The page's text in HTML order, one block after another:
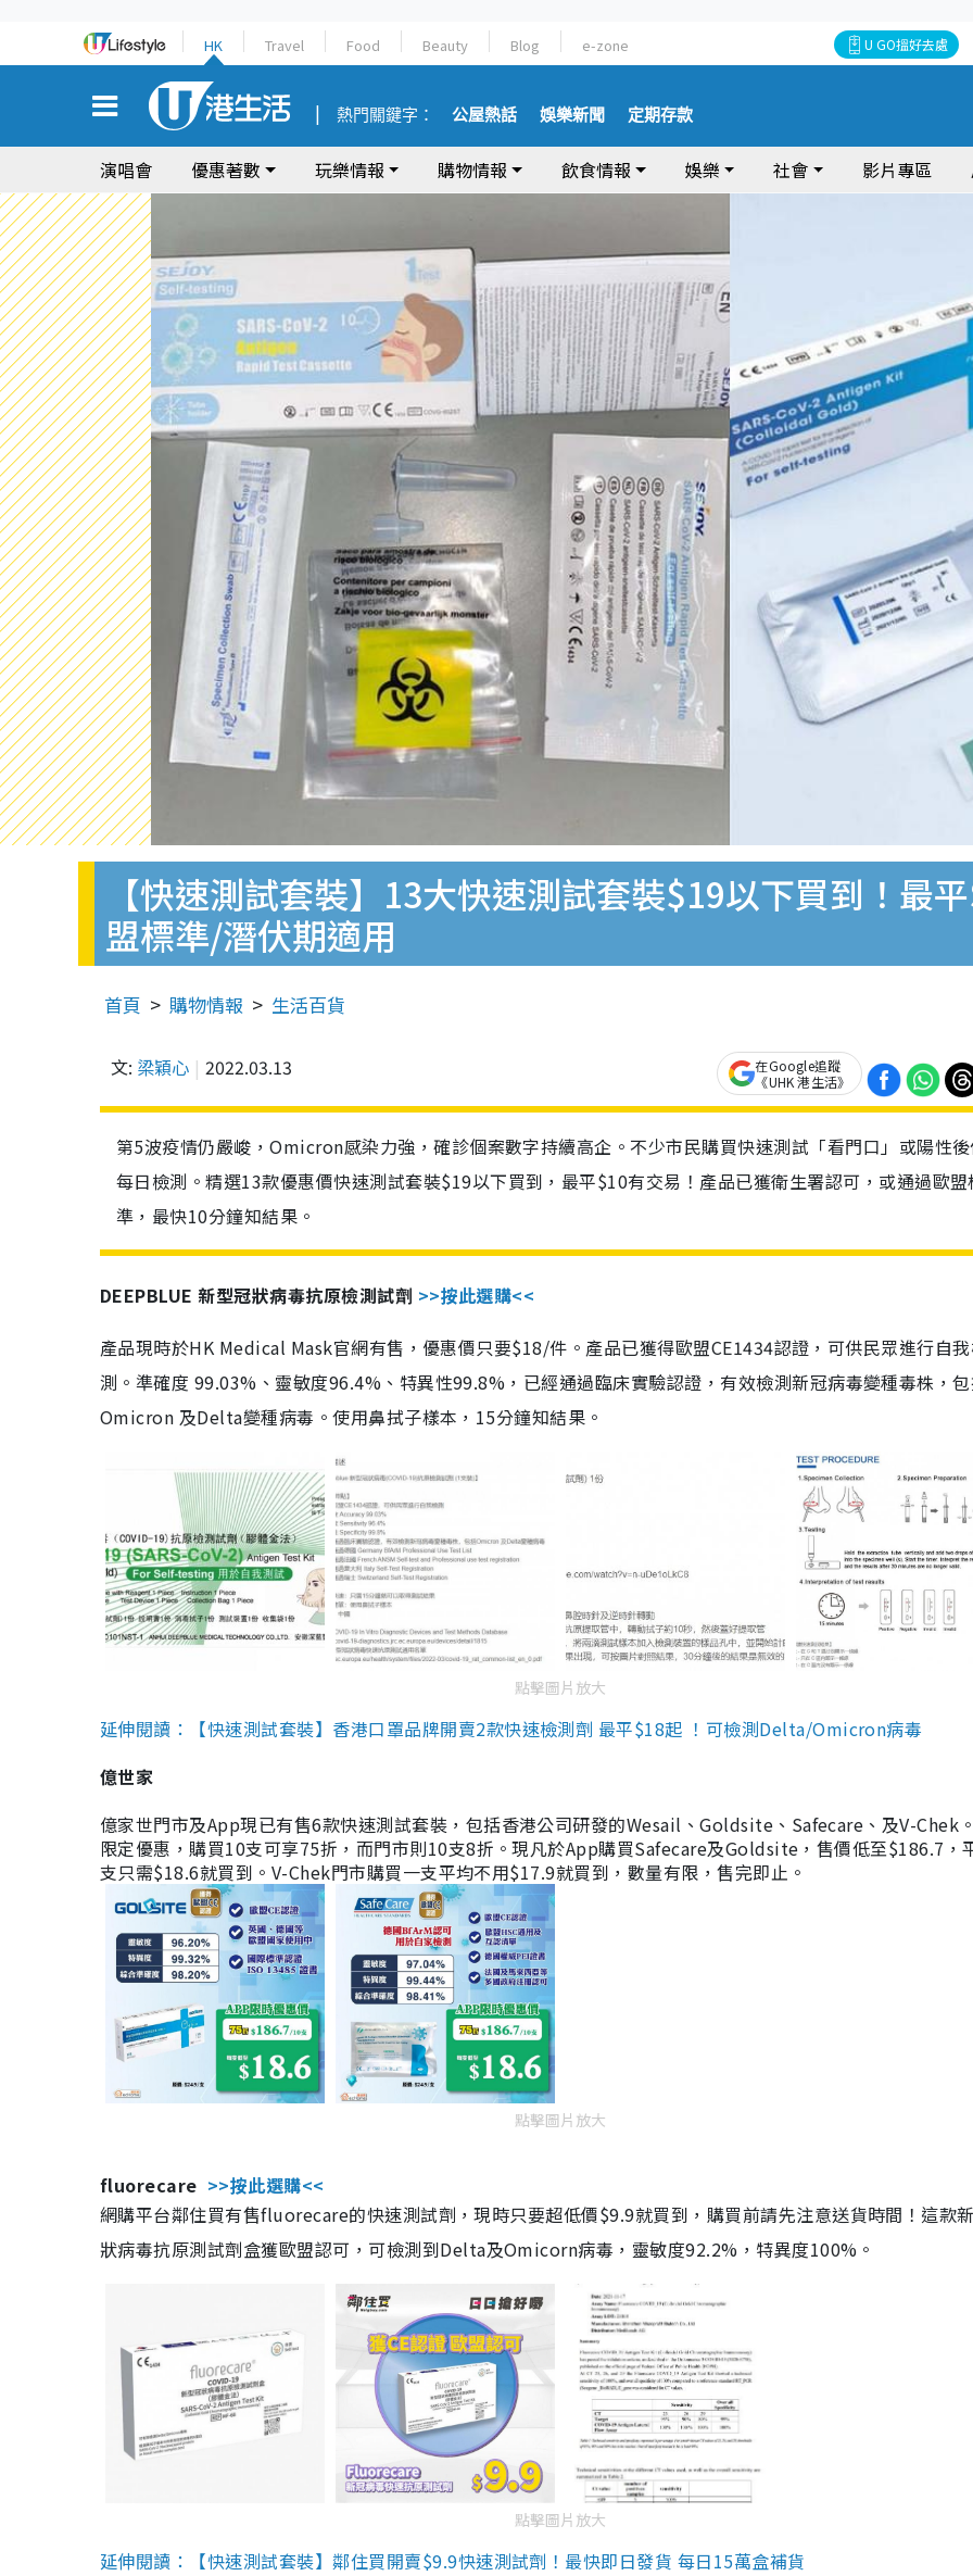
HK Travel Food Beauty Blog e-zone U GO搵好去處
熱門關鍵字： 公屋熱話 娛樂新聞 定期存款
演唱會 優惠著數 玩樂情報 購物情報 飲食情報 娛樂 社會 影片專區
【快速測試套裝】13大快速測試套裝$19以下買到！最
盟標準/潛伏期適用
首頁 購物情報 生活百貨
文: 梁穎心 2022.03.13
在Google追蹤
《UHK 港生活》
第5波疫情仍嚴峻，Omicron感染力強，確診個案數字持續高企。不少市民購買快速測試「看門口」或陽性
每日檢測。精選13款優惠價快速測試套裝$19以下買到，最平$10有交易！產品已獲衛生署認可，或通過歐盟
準，最快10分鐘知結果。
DEEPBLUE 新型冠狀病毒抗原檢測試劑 >>按此選購<<
產品現時於HK Medical Mask官網有售，優惠價只要$18/件。產品已獲得歐盟CE1434認證，可供民眾進行自
測。準確度 99.03%、靈敏度96.4%、特異性99.8%，已經通過臨床實驗認證，有效檢測新冠病毒變種毒株，
Omicron 及Delta變種病毒。使用鼻拭子樣本，15分鐘知結果。
點擊圖片放大
延伸閱讀：【快速測試套裝】香港口罩品牌開賣2款快速檢測劑 最平$18起 ！可檢測Delta/Omicron病毒
億世家
億家世門市及App現已有售6款快速測試套裝，包括香港公司研發的Wesail、Goldsite、Safecare、及V-Chek
限定優惠，購買10支可享75折，而門市則10支8折。現凡於App購買Safecare及Goldsite，售價低至$186.7，
支只需$18.6就買到。V-Chek門市購買一支平均不用$17.9就買到，數量有限，售完即止。
點擊圖片放大
fluorecare >>按此選購<<
網購平台鄰住買有售fluorecare的快速測試劑，現時只要超低價$9.9就買到，購買前請先注意送貨時間！這款
狀病毒抗原測試劑盒獲歐盟認可，可檢測到Delta及Omicorn病毒，靈敏度92.2%，特異度100%。
點擊圖片放大
延伸閱讀：【快速測試套裝】鄰住買開賣$9.9快速測試劑！最快即日發貨 每日15萬盒補貨